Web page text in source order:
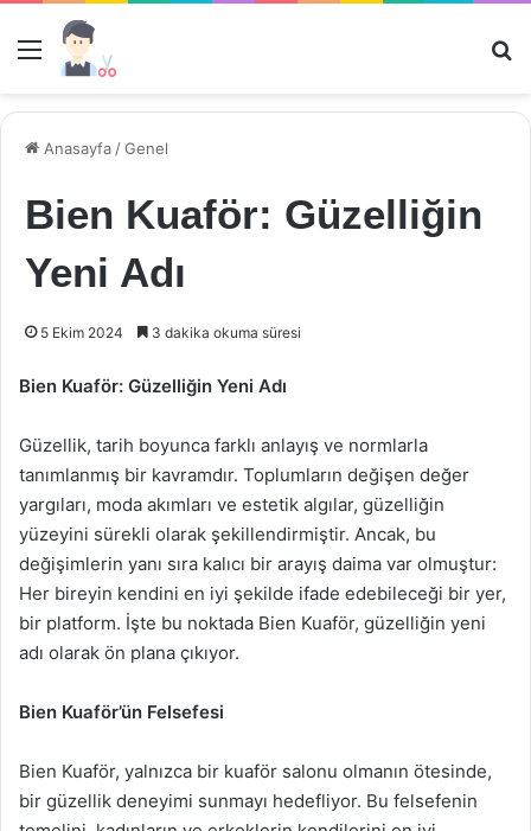
Menü
Anasayfa /Genel
Bien Kuaför: Güzelliğin
Yeni Adı
5 Ekim 2024 3 dakika okuma süresi
Bien Kuaför: Güzelliğin Yeni Adı
Güzellik, tarih boyunca farklı anlayış ve normlarla
tanımlanmış bir kavramdır. Toplumların değişen değer
yargıları, moda akımları ve estetik algılar, güzelliğin
yüzeyini sürekli olarak şekillendirmiştir. Ancak, bu
değişimlerin yanı sıra kalıcı bir arayış daima var olmuştur:
Her bireyin kendini en iyi şekilde ifade edebileceği bir yer,
bir platform. İşte bu noktada Bien Kuaför, güzelliğin yeni
adı olarak ön plana çıkıyor.
Bien Kuaför’ün Felsefesi
Bien Kuaför, yalnızca bir kuaför salonu olmanın ötesinde,
bir güzellik deneyimi sunmayı hedefliyor. Bu felsefenin